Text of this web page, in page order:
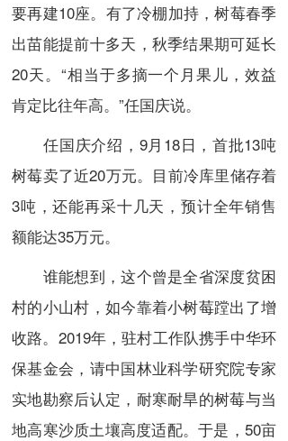
要再建10座。有了冷棚加持，树莓春季
出苗能提前十多天，秋季结果期可延长
20天。“相当于多摘一个月果儿，效益
肯定比往年高。”任国庆说。
任国庆介绍，9月18日，首批13吨
树莓卖了近20万元。目前冷库里储存着
3吨，还能再采十几天，预计全年销售
额能达35万元。
谁能想到，这个曾是全省深度贫困
村的小山村，如今靠着小树莓蹚出了增
收路。2019年，驻村工作队携手中华环
保基金会，请中国林业科学研究院专家
实地勘察后认定，耐寒耐旱的树莓与当
地高寒沙质土壤高度适配。于是，50亩